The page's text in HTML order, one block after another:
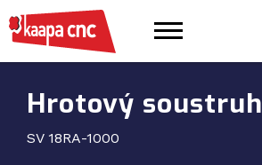
Hrotový soustruh
SV 18RA-1000